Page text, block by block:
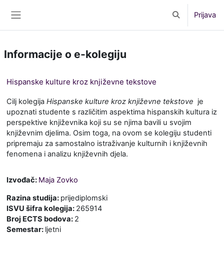
Toggle search
Prijava
Informacije o e-kolegiju
Hispanske kulture kroz književne tekstove
Cilj kolegija Hispanske kulture kroz književne tekstove je
upoznati studente s različitim aspektima hispanskih kultura iz
perspektive književnika koji su se njima bavili u svojim
književnim djelima. Osim toga, na ovom se kolegiju studenti
pripremaju za samostalno istraživanje kulturnih i književnih
fenomena i analizu književnih djela.
Izvođač: Maja Zovko
Razina studija: prijediplomski
ISVU šifra kolegija: 265914
Broj ECTS bodova: 2
Semestar: ljetni